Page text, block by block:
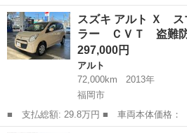
名： スズキ ■ 車種名： アルト ■ グ
オ アイドリングストップ ヘッドライ
シートヒータ...
福岡 福岡市 アルト
スズキ アルト Ｘ
ラー ＣＶＴ 盗難
297,000円
アルト
72,000km
2013年
福岡市
■ 支払総額: 29.8万円 ■ 車両本体価格： 297,000 円 ■ メーカー
名： スズキ ■ 車種名： アルト ■ グ